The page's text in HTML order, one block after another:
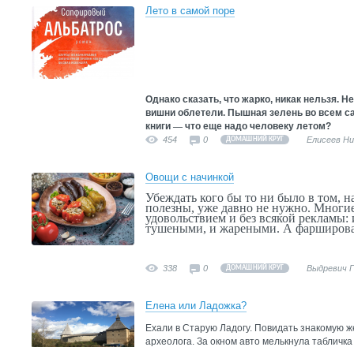
Лето в самой поре
Однако сказать, что жарко, никак нельзя.
вишни облетели. Пышная зелень во всем
книги — что еще надо человеку летом?
454 0 ДОМАШНИЙ КРУГ Елисеев
Овощи с начинкой
Убеждать кого бы то ни было в том,
полезны, уже давно не нужно.
удовольствием и без всякой
тушеными, и жареными. А
338 0 ДОМАШНИЙ КРУГ Выдревич
Елена или Ладожка?
Ехали в Старую Ладогу. Повидать знакомую
археолога. За окном авто мелькнула